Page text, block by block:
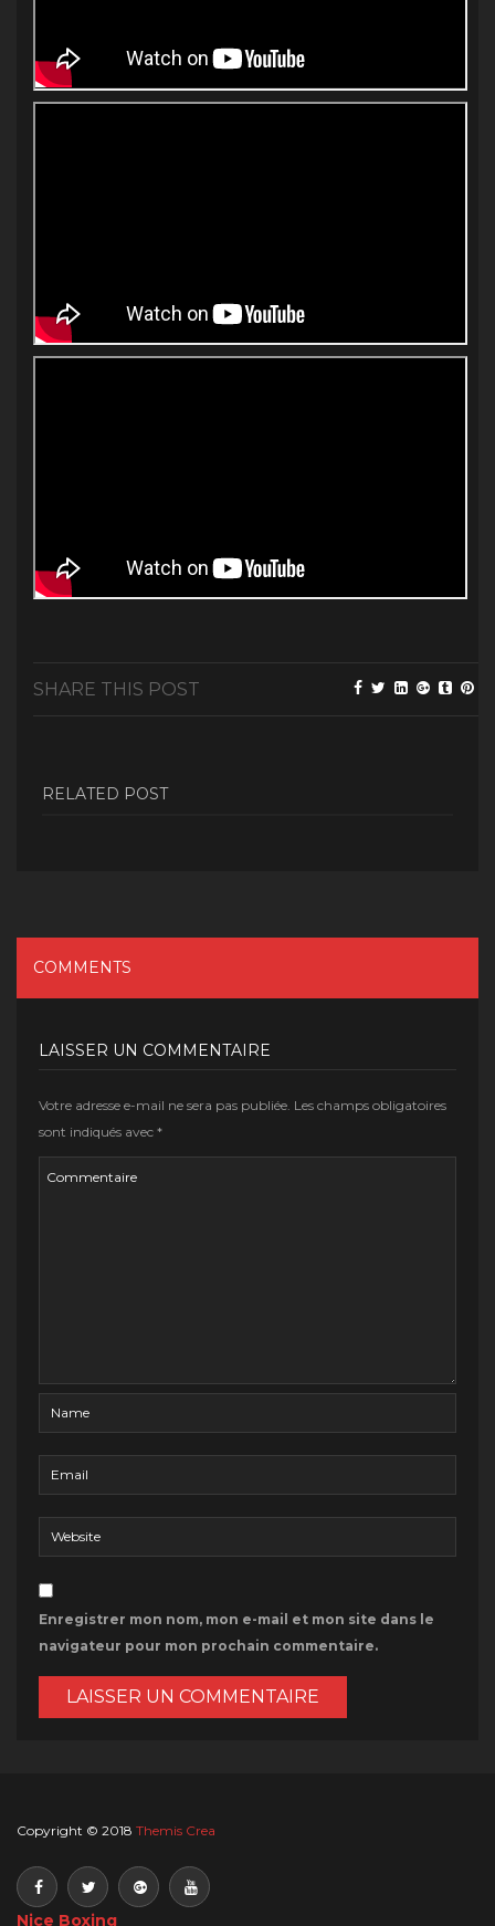
SHARE THIS POST
RELATED POST
COMMENTS
LAISSER UN COMMENTAIRE
Votre adresse e-mail ne sera pas publiée. Les champs obligatoires
sont indiqués avec *
Enregistrer mon nom, mon e-mail et mon site dans le
navigateur pour mon prochain commentaire.
Copyright © 2018 Themis Crea
Nice Boxing